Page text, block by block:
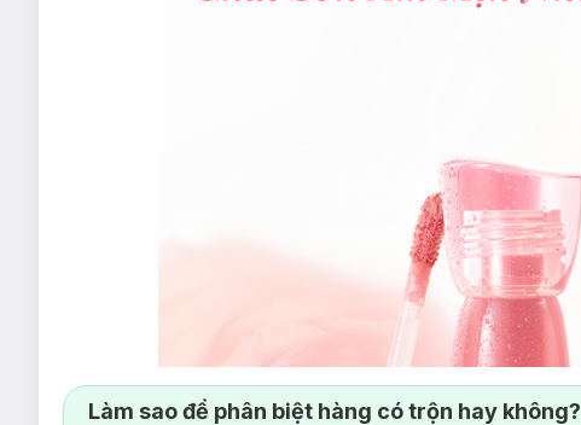
Làm sao để phân biệt hàng có trộn hay không?